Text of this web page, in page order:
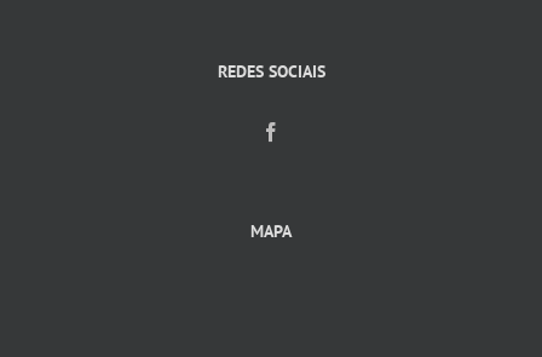
REDES SOCIAIS
MAPA